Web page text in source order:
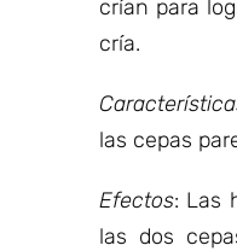
crían para
cría.
las cepas
Efectos: Las
las dos